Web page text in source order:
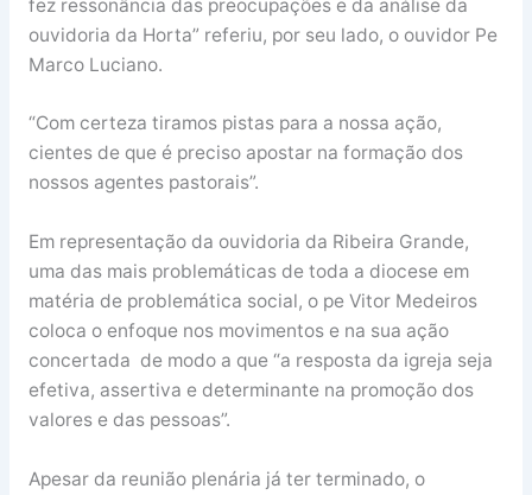
fez ressonância das preocupações e da análise da
ouvidoria da Horta” referiu, por seu lado, o ouvidor Pe
Marco Luciano.
“Com certeza tiramos pistas para a nossa ação,
cientes de que é preciso apostar na formação dos
nossos agentes pastorais”.
Em representação da ouvidoria da Ribeira Grande,
uma das mais problemáticas de toda a diocese em
matéria de problemática social, o pe Vitor Medeiros
coloca o enfoque nos movimentos e na sua ação
concertada de modo a que “a resposta da igreja seja
efetiva, assertiva e determinante na promoção dos
valores e das pessoas”.
Apesar da reunião plenária já ter terminado, o